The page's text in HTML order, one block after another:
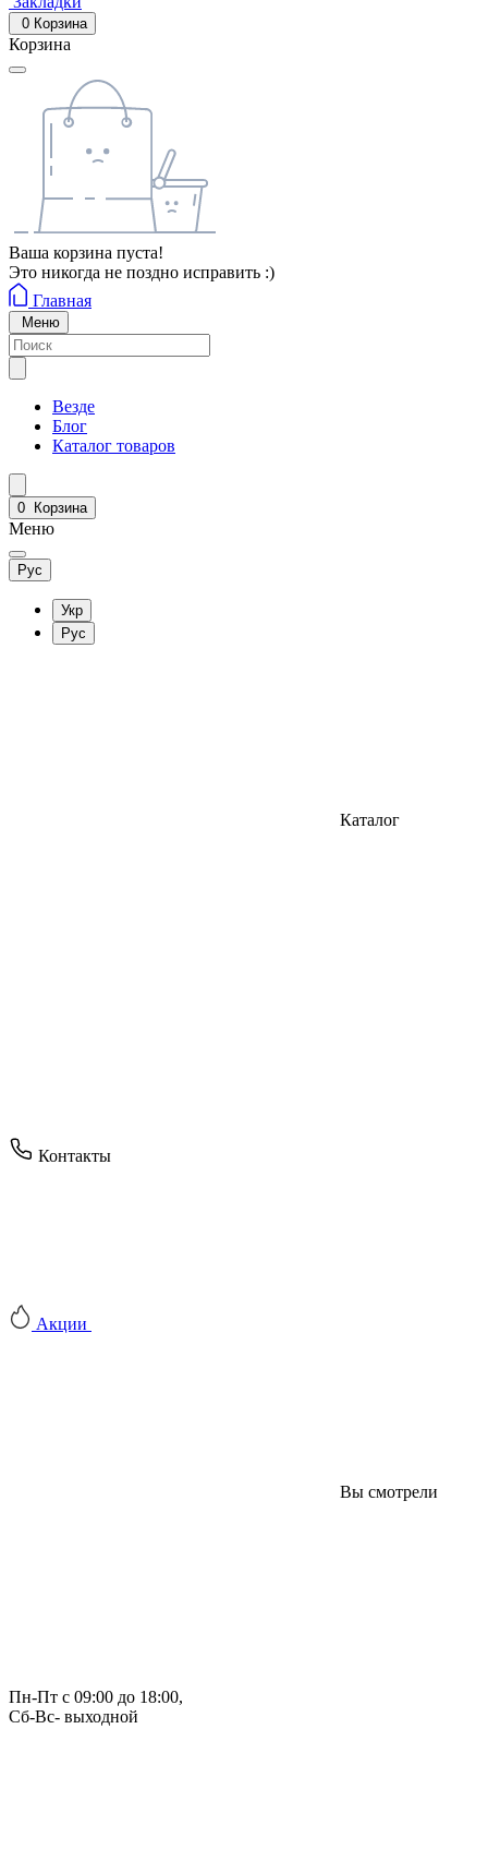
0 Корзина
Корзина
Ваша корзина пуста!
Это никогда не поздно исправить :)
Главная
Меню
Везде
Блог
Каталог товаров
0 Корзина
Меню
Рус
Укр
Рус
Каталог
Контакты
Акции
Вы смотрели
Пн-Пт с 09:00 до 18:00,
Сб-Вс- выходной